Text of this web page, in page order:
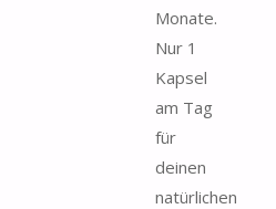
Monate.
Nur 1
Kapsel
am Tag
für
deinen
natürlichen